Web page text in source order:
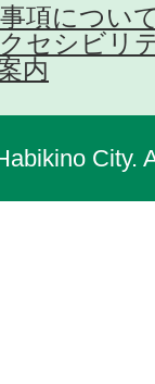
項につい
セシビリ
内
City.